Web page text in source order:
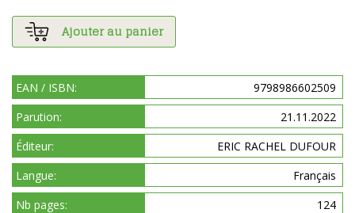
Ajouter au panier
EAN / ISBN:
9798986602509
Parution:
21.11.2022
Éditeur:
ERIC RACHEL DUFOUR
Langue:
Français
Nb pages:
124